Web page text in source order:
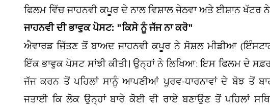
ਫਿਲਮ ਵਿੱਚ ਜਾਹਨਵੀ ਕਪੂਰ ਦੇ ਨਾਲ ਵਿਸ਼ਾਲ ਜੇਠਵਾ ਅਤੇ ਈਸ਼ਾਨ ਖੱਟਰ
ਜਾਹਨਵੀ ਦੀ ਭਾਵੁਕ ਪੋਸਟ: "ਕਿਸੇ ਨੂੰ ਜੱਜ ਨਾ ਕਰੋ"
ਐਵਾਰਡ ਜਿੱਤਣ ਤੋਂ ਬਾਅਦ ਜਾਹਨਵੀ ਕਪੂਰ ਨੇ ਸੋਸ਼ਲ ਮੀਡੀਆ
ਇੱਕ ਭਾਵੁਕ ਪੋਸਟ ਸਾਂਝੀ ਕੀਤੀ। ਉਨ੍ਹਾਂ ਨੇ ਲਿਖਿਆ: ਇਸ ਫਿਲਮ ਦੇ
ਜੱਜ ਕਰਨ ਤੋਂ ਪਹਿਲਾਂ ਸਾਨੂੰ ਆਪਣੀਆਂ ਪੂਰਵ-ਧਾਰਨਾਵਾਂ ਦੇ ਬੋਝ ਤੋਂ
ਜਤਾਈ ਕਿ ਲੋਕ ਉਨ੍ਹਾਂ ਬਾਰੇ ਕੋਈ ਵੀ ਰਾਏ ਬਣਾਉਣ ਤੋਂ ਪਹਿਲਾਂ
'ਲੋਕਾਂ ਨੂੰ
ਰਾਹੁਲ